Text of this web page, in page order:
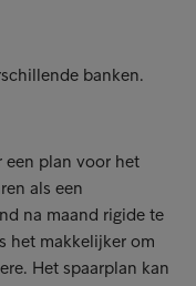
banken.
een plan voor het
als een
na maand rigide te
het makkelijker om
Het spaarplan kan